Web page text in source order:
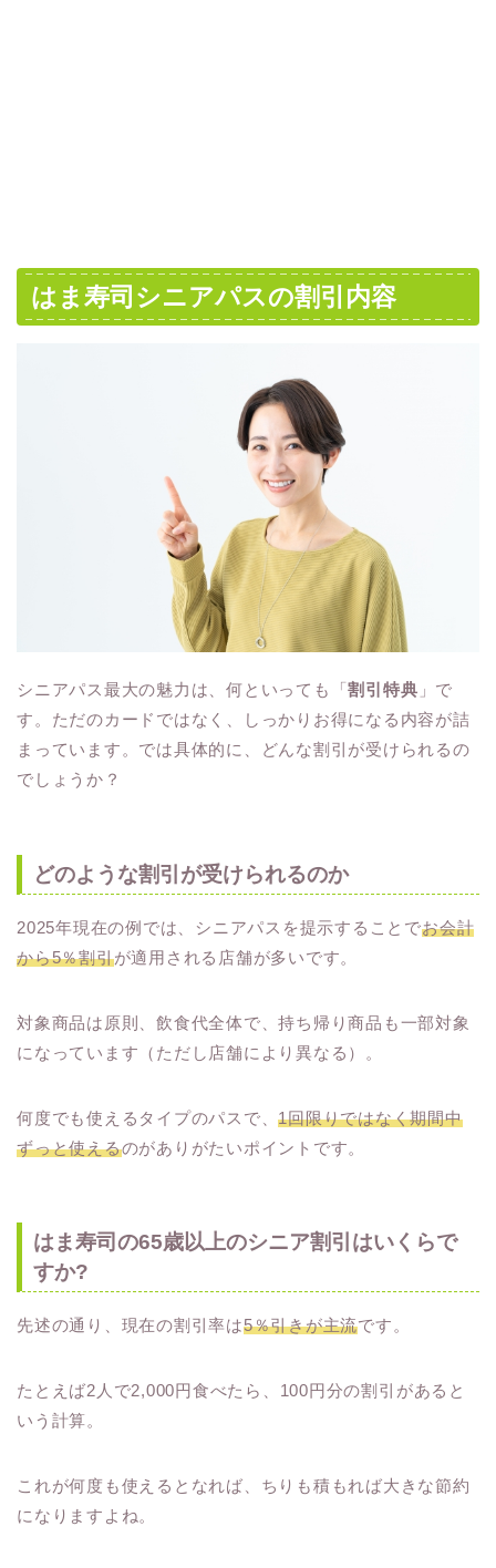
はま寿司シニアパスの割引内容
シニアパス最大の魅力は、何といっても「割引特典 」で
す。ただのカードではなく、しっかりお得になる内容が詰
まっています。では具体的に、どんな割引が受けられるの
でしょうか？
どのような割引が受けられるのか
2025年現在の例では、シニアパスを提示することでお会計
から5％割引が適用される店舗が多いです。
対象商品は原則、飲食代全体で、持ち帰り商品も一部対象
になっています（ただし店舗により異なる）。
何度でも使えるタイプのパスで、1回限りではなく期間中
ずっと使えるのがありがたいポイントです。
はま寿司の65歳以上のシニア割引はいくらで
すか?
先述の通り、現在の割引率は5％引きが主流です。
たとえば2人で2,000円食べたら、100円分の割引があると
いう計算。
これが何度も使えるとなれば、ちりも積もれば大きな節約
になりますよね。